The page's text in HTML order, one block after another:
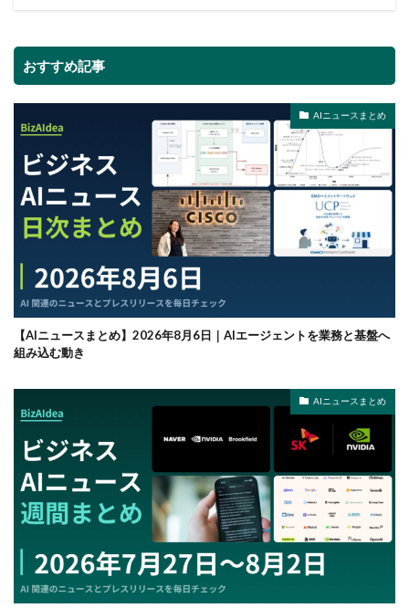
おすすめ記事
AIニュースまとめ
【AIニュースまとめ】2026年8月6日｜AIエージェントを業務と基盤へ
組み込む動き
AIニュースまとめ